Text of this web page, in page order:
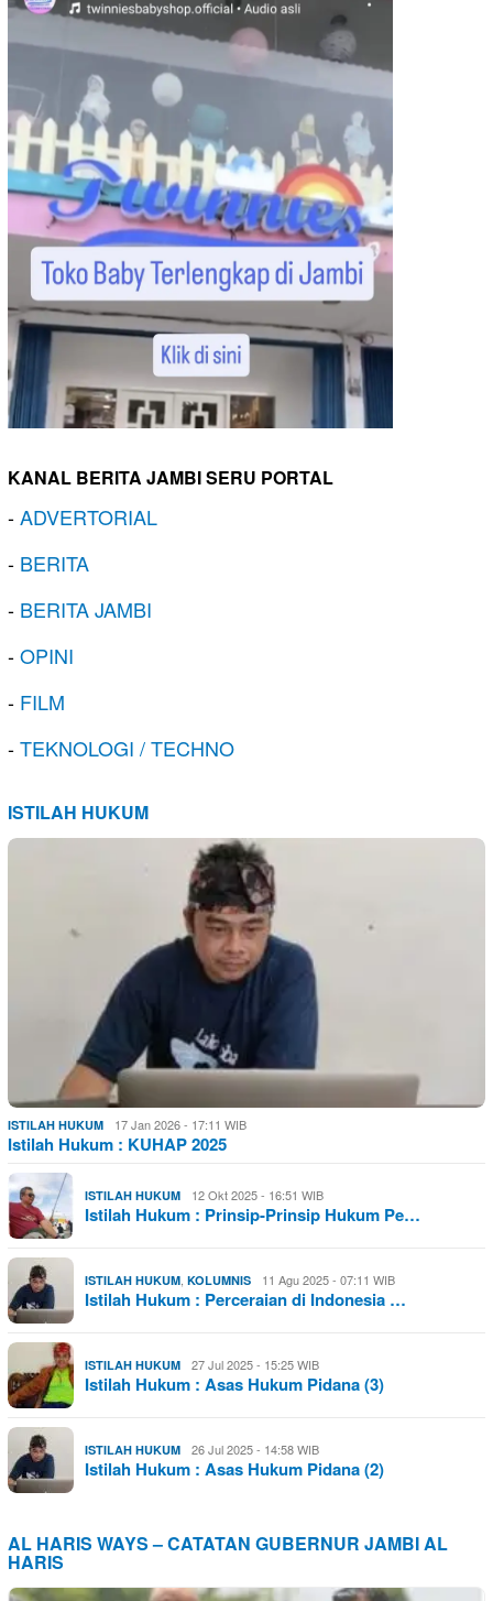
KANAL BERITA JAMBI SERU PORTAL
-ADVERTORIAL
- BERITA
- BERITA JAMBI
-OPINI
- FILM
-TEKNOLOGI / TECHNO
ISTILAH HUKUM
ISTILAH HUKUM 17 Jan 2026 - 17:11 WIB
Istilah Hukum : KUHAP 2025
ISTILAH HUKUM 12 Okt 2025 - 16:51 WIB
Istilah Hukum : Prinsip-Prinsip Hukum Pe…
ISTILAH HUKUM, KOLUMNIS 11 Agu 2025 - 07:11 WIB
Istilah Hukum : Perceraian di Indonesia …
ISTILAH HUKUM 27 Jul 2025 - 15:25 WIB
Istilah Hukum : Asas Hukum Pidana (3)
ISTILAH HUKUM 26 Jul 2025 - 14:58 WIB
Istilah Hukum : Asas Hukum Pidana (2)
AL HARIS WAYS – CATATAN GUBERNUR JAMBI AL
HARIS